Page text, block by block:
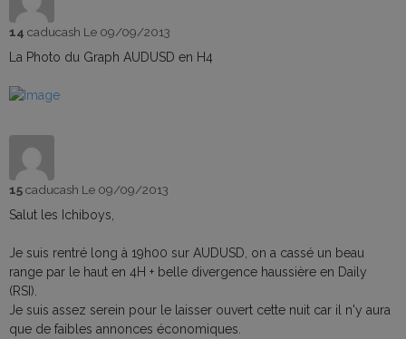
14 caducash Le 09/09/2013
La Photo du Graph AUDUSD en H4
15caducash Le 09/09/2013
Salut les Ichiboys,
Je suis rentré long à 19h00 sur AUDUSD, on a cassé un beau
range par le haut en 4H + belle divergence haussière en Daily
(RSI).
Je suis assez serein pour le laisser ouvert cette nuit car il n'y aura
que de faibles annonces économiques.